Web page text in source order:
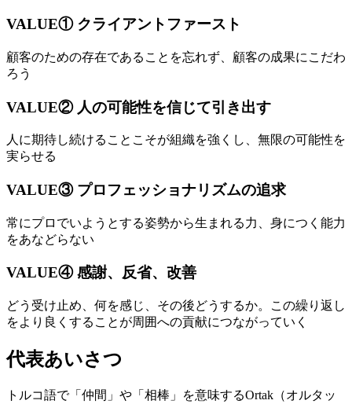
VALUE① クライアントファースト
顧客のための存在であることを忘れず、顧客の成果にこだわ
ろう
VALUE② 人の可能性を信じて引き出す
人に期待し続けることこそが組織を強くし、無限の可能性を
実らせる
VALUE③ プロフェッショナリズムの追求
常にプロでいようとする姿勢から生まれる力、身につく能力
をあなどらない
VALUE④ 感謝、反省、改善
どう受け止め、何を感じ、その後どうするか。この繰り返し
をより良くすることが周囲への貢献につながっていく
代表あいさつ
トルコ語で「仲間」や「相棒」を意味するOrtak（オルタッ